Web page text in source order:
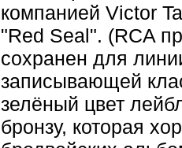
компанией Victor
"Red Seal". (RCA
сохранен для
записывающей
зелёный цвет
бронзу, которая